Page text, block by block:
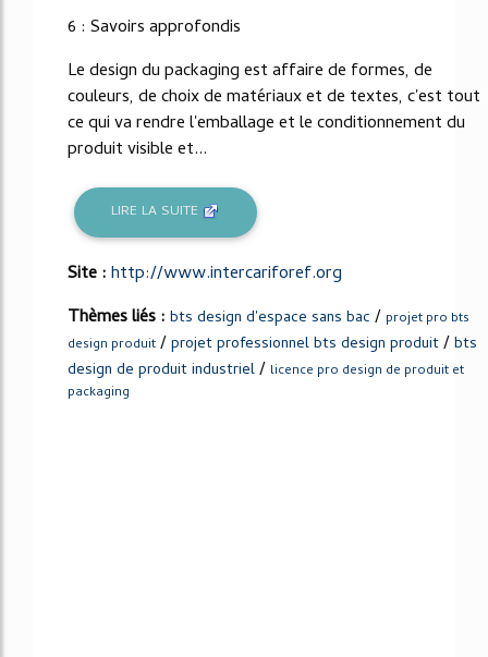
6 : Savoirs approfondis
Le design du packaging est affaire de formes, de
couleurs, de choix de matériaux et de textes, c'est tout
ce qui va rendre l'emballage et le conditionnement du
produit visible et...
LIRE LA SUITE
Site :http://www.intercariforef.org
Thèmes liés : bts design d'espace sans bac / projet pro bts
design produit /projet professionnel bts design produit/bts
design de produit industriel/ licence pro design de produit et
packaging